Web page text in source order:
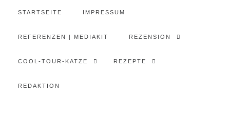
STARTSEITE IMPRESSUM
REFERENZEN | MEDIAKIT REZENSION
COOL-TOUR-KATZE REZEPTE
REDAKTION